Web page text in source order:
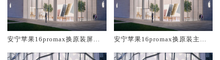
安宁苹果16promax换原装屏幕
安宁苹果16promax换原装主板